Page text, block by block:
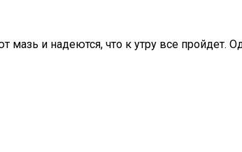
мазь и надеются, что к утру все пройдет.